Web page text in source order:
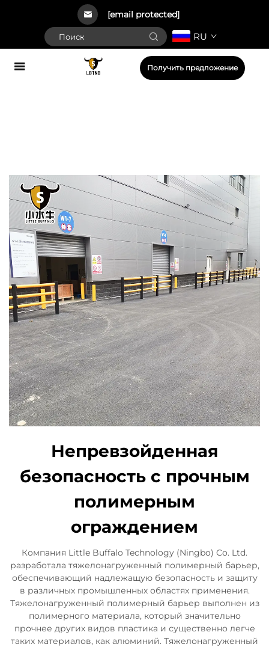
[email protected]
RU
Получить предложение
Непревзойденная
безопасность с прочным
полимерным
ограждением
Компания Little Buffalo Technology (Ningbo) Co. Ltd.
разработала тяжелонагруженный полимерный барьер,
обеспечивающий надлежащую безопасность и защиту
в различных промышленных областях применения.
Тяжелонагруженный полимерный барьер выполнен из
полимерного материала, который значительно
прочнее других видов пластика и существенно легче
таких материалов, как алюминий. Тяжелонагруженный